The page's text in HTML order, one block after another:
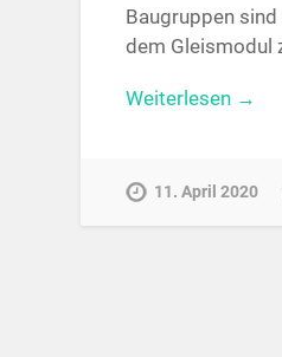
Baugruppen
dem Gleis­modul
Weiterlesen →
11. April 2020